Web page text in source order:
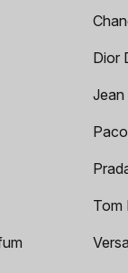
Dior
Jean
Tom